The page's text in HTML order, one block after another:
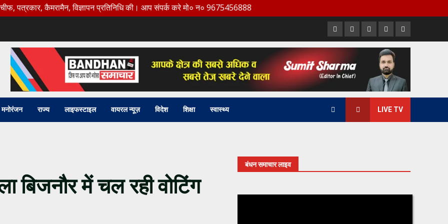
विज्ञापन प्रतिनिधि की। आप संपर्क करे मो० न० 9675456888
Facebook
X YoutubeLinkedInInstagram
मनोरंजन राज्य लाइफस्टाइल वायरल न्यूज़ विदेश शिक्षा स्वास्थ्य LIVE TV
बिजनौर में चल रही वोटिंग
बंधन समाचार लाइव